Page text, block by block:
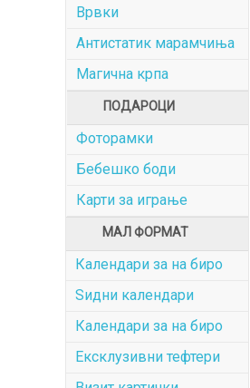
Врвки
Антистатик марамчиња
Магична крпа
ПОДАРОЦИ
Фоторамки
Бебешко боди
Карти за играње
МАЛ ФОРМАТ
Календари за на биро
Ѕидни календари
Календари за на биро
Ексклузивни тефтери